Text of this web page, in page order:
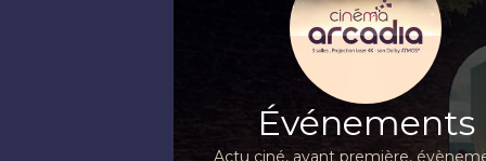
Événements
Actu ciné, avant première,